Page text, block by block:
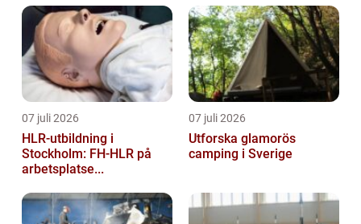
07 juli 2026
HLR-utbildning i
Stockholm: FH-HLR på
arbetsplatse...
07 juli 2026
Utforska glamorös
camping i Sverige